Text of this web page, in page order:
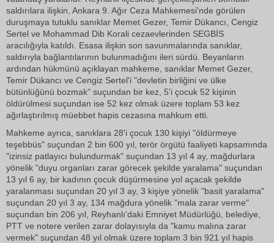
saldırılara ilişkin, Ankara 9. Ağır Ceza Mahkemesi'nde görülen
duruşmaya tutuklu sanıklar Memet Gezer, Temir Dükancı, Cengiz
Sertel ve Mohammad Dib Korali cezaevlerinden SEGBİS
aracılığıyla katıldı. Esasa ilişkin son savunmalarında sanıklar,
saldırıyla bağlantılarının bulunmadığını ileri sürdü. Beyanların
ardından hükmünü açıklayan mahkeme, sanıklar Memet Gezer,
Temir Dükancı ve Cengiz Sertel'i "devletin birliğini ve ülke
bütünlüğünü bozmak" suçundan bir kez, 5'i çocuk 52 kişinin
öldürülmesi suçundan ise 52 kez olmak üzere toplam 53 kez
ağırlaştırılmış müebbet hapis cezasına mahkum etti.
Mahkeme ayrıca, sanıklara 28'i çocuk 130 kişiyi "öldürmeye
teşebbüs" suçundan 2 bin 600 yıl, terör örgütü faaliyeti kapsamında
"izinsiz patlayıcı bulundurmak" suçundan 13 yıl 4 ay, mağdurlara
yönelik "duyu organları zarar görecek şekilde yaralama" suçundan
13 yıl 6 ay, bir kadının çocuk düşürmesine yol açacak şekilde
yaralanması suçundan 20 yıl 3 ay, 3 kişiye yönelik "basit yaralama"
suçundan 20 yıl 3 ay, 134 mağdura yönelik "mala zarar verme"
suçundan bin 206 yıl, Reyhanlı'daki Emniyet Müdürlüğü, belediye,
PTT ve notere verilen zarar dolayısıyla da "kamu malına zarar
vermek" suçundan 48 yıl olmak üzere toplam 3 bin 921 yıl hapis